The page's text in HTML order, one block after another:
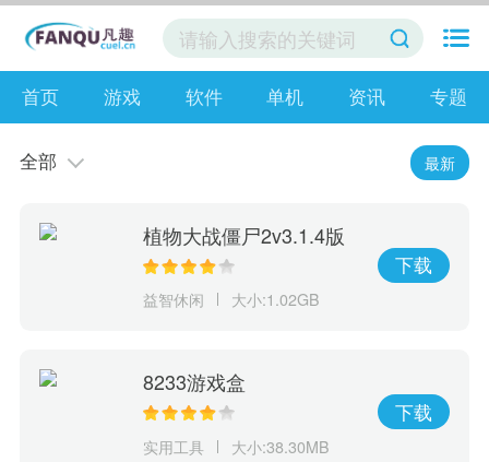
首页 游戏 软件 单机 资讯 专题
全部 最新
植物大战僵尸2v3.1.4版
本
益智休闲 大小:1.02GB
下载
8233游戏盒
实用工具 大小:38.30MB
下载